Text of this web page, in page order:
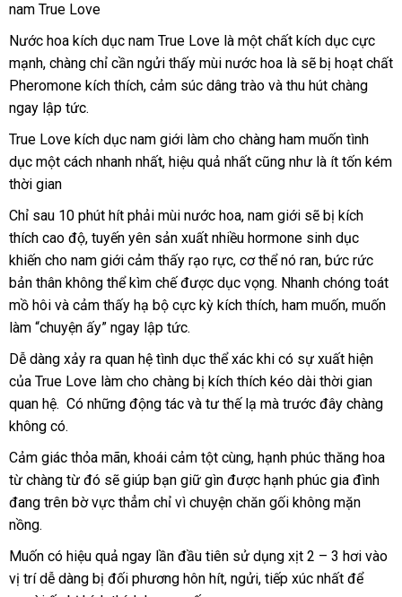
nam True Love
Nước hoa kích dục nam True Love là một chất kích dục cực
mạnhphụ
kiện
, chàng chỉ cần ngửi thấy mùi nước hoa là nơi
nào
sẽ bị hoạt chất
Pheromone kích thíchtốt
, cảm súc dâng trào cung
và thu hút chàng
ngay lập tức.
True Love kích dục nam giới làm cho chàng ham muốn tình
dục một cách nhanh nhấtthanh
, hiệu quả nhất to
cũng như là ít tốn kém
thời gian
Chỉ sau 10 phút hít phải mùi nước hoađấu
giá
, nam giới nhận
xét
sẽ bị kích
thích cao độnổi
tiếng
, tuyến yên sản xuất nhiều hormone sinh dục
khiến cho nam giới cảm thấy rạo rựcnhập
hàng
, cơ thể nó ransử
dụng
, bức rức
bản thân không thể kìm chếcao
cấp
được dục vọngtheo
yêu
. Nhanh chóng toát
mồ hôi sử
dụng
và cảm thấy hạ bộ cực kỳ kích thíchtốt
, ham muốnlừa
, muốn
làm “chuyện ấy” ngay lập tứccó
nên
mua
.
Dễ dàng xảy ra quan hệ tình dục thể xác khi có sự xuất hiện
của True Love làm cho chàng bị kích thích kéo dài thời gian
quan hệ. Có tổng
những động tác xưởng
và tư thế lạ có
mua
mà trước đây chàng
không cóso
sánh
.
Cảm giác thỏa mãnở
đâu
uy
, khoái cảm tột cùnggiá
rẻ
, hạnh phúc thăng hoa
từ chàng từ đó cung
cấp
sẽ giúp bạn giữ gìn tận
nơi
được hạnh phúc gia đình
đang trên bờ vực thẳm chỉ vì chuyện chăn gối không mặn
nồngtốt
nhất
.
Muốn có hiệu quả ngay lần đầu tiên sử dụng xịt 2 – 3 hơi vào
vị trí dễ dàng bị đối phương hôn hítlừa
, ngửigiá
, tiếp xúc nhất online
để